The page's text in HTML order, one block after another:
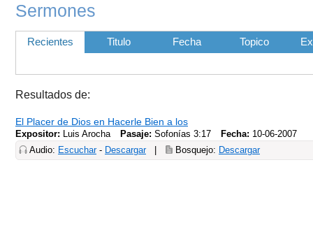
Sermones
Recientes Titulo Fecha Topico
Resultados de:
El Placer de Dios en Hacerle Bien a los
Expositor: Luis Arocha Pasaje: Sofonías 3:17 Fecha: 10-06-2007
Audio: Escuchar- Descargar Bosquejo: Descargar